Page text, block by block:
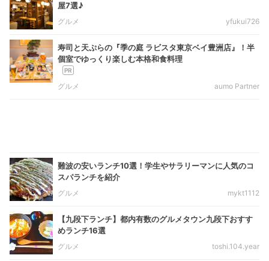
屋7選♪
グルメ yfukui726
寿司と天ぷらの『季の庭 ラビスタ東京ベイ豊洲店』！半
個室でゆっくり楽しむ本格和食料理
グルメ aumo Partner
難波の安いランチ10選！学生やサラリーマンに人気のコ
スパランチを紹介
グルメ mykt1112
【九段下ランチ】都内有数のグルメタウン九段下おすす
めランチ16選
グルメ toshi.104.year